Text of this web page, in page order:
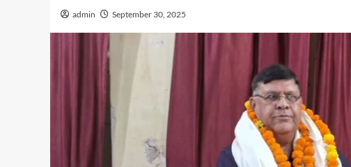
admin September 30, 2025